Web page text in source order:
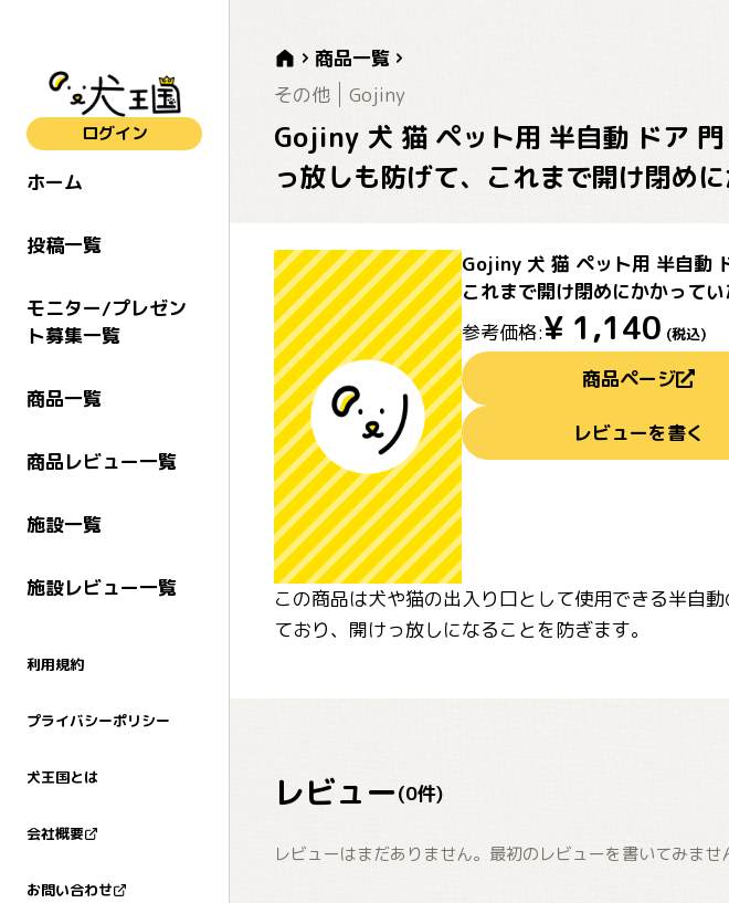
ログイン
ホーム
投稿一覧
モニター/プレゼン
ト募集一覧
商品一覧
商品レビュー一覧
施設一覧
施設レビュー一覧
利用規約
プライバシーポリシー
犬王国とは
会社概要
お問い合わせ
商品一覧
その他
Gojiny
Gojiny 犬 猫 ペット用 半自動 ドア
っ放しも防げて、これまで開け閉め
Gojiny 犬 猫 ペット用 半自動
これまで開け閉めにかかって
参考価格:¥ 1,140 (税込)
商品ページ
レビューを書く
この商品は犬や猫の出入り口として使用できる半自
ており、開けっ放しになることを防ぎます。
レビュー(0件)
レビューはまだありません。最初のレビューを書いてみませ